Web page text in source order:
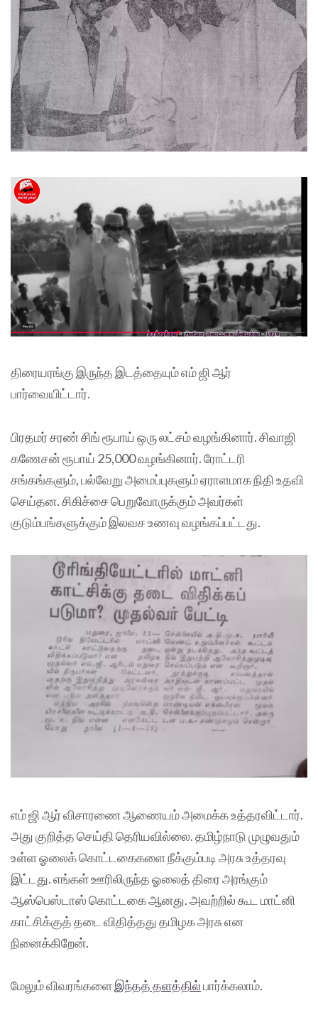
திரையரங்கு இருந்த இடத்தையும் எம் ஜி ஆர்
பார்வையிட்டார்.
பிரதமர் சரண் சிங் ரூபாய் ஒரு லட்சம் வழங்கினார். சிவாஜி
கணேசன் ரூபாய் 25,000 வழங்கினார். ரோட்டரி
சங்கங்களும், பல்வேறு அமைப்புகளும் ஏராளமாக நிதி உதவி
செய்தன. சிகிச்சை பெறுவோருக்கும் அவர்கள்
குடும்பங்களுக்கும் இலவச உணவு வழங்கப்பட்டது.
எம் ஜி ஆர் விசாரணை ஆணையம் அமைக்க உத்தரவிட்டார்.
அது குறித்த செய்தி தெரியவில்லை. தமிழ்நாடு முழுவதும்
உள்ள ஓலைக் கொட்டகைகளை நீக்கும்படி அரசு உத்தரவு
இட்டது. எங்கள் ஊரிலிருந்த ஓலைத் திரை அரங்கும்
ஆஸ்பெஸ்டாஸ் கொட்டகை ஆனது. அவற்றில் கூட மாட்னி
காட்சிக்குத் தடை விதித்தது தமிழக அரசு என
நினைக்கிறேன்.
மேலும் விவரங்களைஇந்தத் தளத்தில்பார்க்கலாம்.